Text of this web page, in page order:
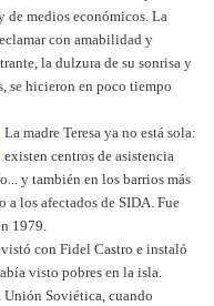
de medios económicos. La
con amabilidad y
la dulzura de su sonrisa y
se hicieron en poco tiempo
La madre Teresa ya no está sola:
existen centros de asistencia
y también en los barrios más
a los afectados de SIDA. Fue
1979.
con Fidel Castro e instaló
visto pobres en la isla.
Unión Soviética, cuando